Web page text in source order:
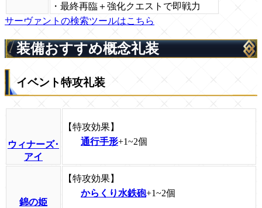
・最終再臨＋強化クエストで即戦力
サーヴァントの検索ツールはこちら
装備おすすめ概念礼装
イベント特攻礼装
ウィナーズ･
アイ
【特攻効果】
通行手形+1~2個
錦の姫
【特攻効果】
からくり水鉄砲+1~2個